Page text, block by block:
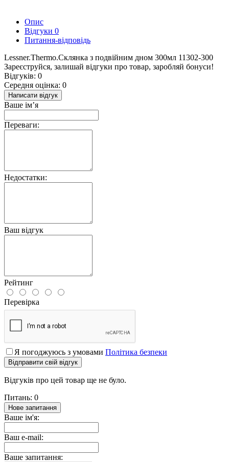
Опис
Відгуки 0
Питання-відповідь
Lessner.Thermo.Склянка з подвійним дном 300мл 11302-300
Зареєструйся, залишай відгуки про товар, заробляй бонуси!
Відгуків: 0
Середня оцінка: 0
Написати відгук
Ваше ім’я
Переваги:
Недостатки:
Ваш відгук
Рейтинг
Перевірка
Я погоджуюсь з умовами Політика безпеки
Відправити свій відгук
Відгуків про цей товар ще не було.
Питань: 0
Нове запитання
Ваше ім'я:
Ваш e-mail:
Ваше запитання: